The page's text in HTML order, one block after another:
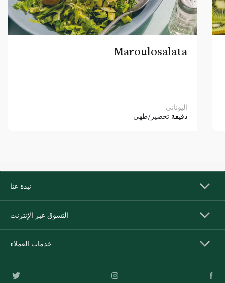
Maroulosalata
اليوناني
دقيقة تحضير/طهي
نبذة عنا
التسوق عبر الإنترنت
خدمات العملاء